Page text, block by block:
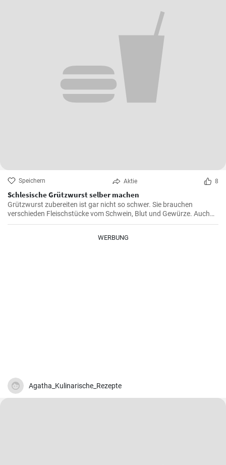
Speichern Aktie 8
Schlesische Grützwurst selber machen
Grützwurst zubereiten ist gar nicht so schwer. Sie brauchen
verschieden Fleischstücke vom Schwein, Blut und Gewürze. Auch
das klassische DDR Gericht Tote Oma wird mit Grützwurst
WERBUNG
Agatha_Kulinarische_Rezepte